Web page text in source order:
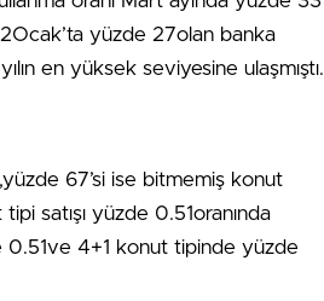
yüzde 27olan banka
en yüksek seviyesine ulaşmıştı.
67’si ise bitmemiş konut
satışı yüzde 0.51oranında
0.51ve 4+1 konut tipinde yüzde